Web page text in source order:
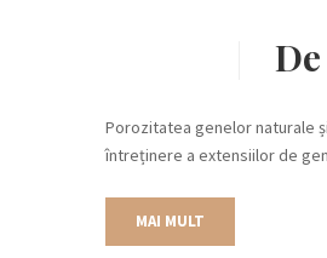
Porozitatea genelor naturale
întreținere a extensiilor de
MAI MULT